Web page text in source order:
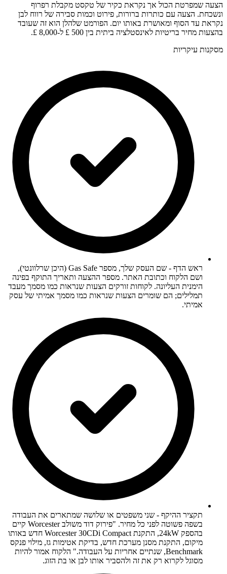
הצעה שמפרטת הכול אך נקראת כקיר של טקסט מקבלת רפרוף
ונשכחת. הצעה עם כותרות ברורות, פירוט וכמות סבירה של רווח לבן
נקראת עד הסוף ומאושרת באותו יום. הפורמט שלהלן הוא זה שעובד
בהצעות מחיר בריטיות לאינסטלציה ביתית בין 500 £ ל-8,000 £.
מסקנות עיקריות
ראש הדף - שם העסק שלך, מספר Gas Safe (היכן שרלוונטי),
ושם הלקוח וכתובת האתר. מספר ההצעה ותאריך התוקף בפינה
הימנית העליונה. לקוחות זורקים הצעות שנראות כמו מסמך מעבד
תמלילים; הם שומרים הצעות שנראות כמו מסמך אמיתי של עסק
אמיתי.
תקציר ההיקף - שני משפטים או שלושה שמתארים את העבודה
בשפה פשוטה לפני כל מחיר. "פירוק דוד משולב Worcester קיים
בהספק 24kW, התקנת Worcester 30CDi Compact חדש באותו
מיקום, התקנת מסנן מערכת חדש, בדיקת אטימות גז, מילוי פנקס
Benchmark, שנתיים אחריות על העבודה." הלקוח אמור להיות
מסוגל לקרוא רק את זה ולהסביר אותו לבן או בת הזוג.